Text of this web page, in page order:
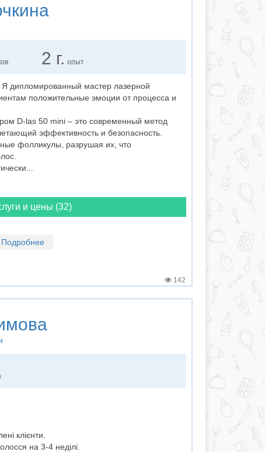
2 г. опыт
дипломированный мастер лазерной
положительные эмоции от процесса и
D-las 50 mini – это современный метод
эффективность и безопасность.
фолликулы, разрушая их, что
и цены (32)
Подробнее
142
клієнти.
на 3-4 неділі.